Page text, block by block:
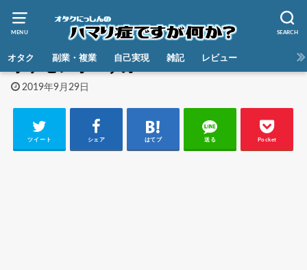
MENU SEARCH
オタク 副業・複業 自己実現 雑記 レビュー
2019年9月29日
ツイート シェア はてブ 送る Pocket